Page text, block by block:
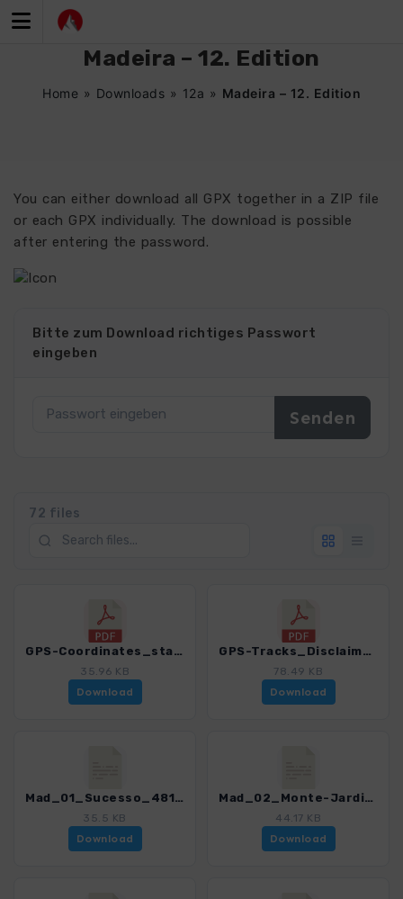
Inhalt
Madeira – 12. Edition
Home » Downloads » 12a » Madeira – 12. Edition
You can either download all GPX together in a ZIP file
or each GPX individually. The download is possible
after entering the password.
Bitte zum Download richtiges Passwort
eingeben
72 files
GPS-Coordinates_starting points_WG_Madeira_4811_12.pdf
35.96 KB
Download
GPS-Tracks_Disclaimer-Terms of use_WG_Madeira_4811_12.pdf
78.49 KB
Download
Mad_01_Sucesso_4811_12.gpx
35.5 KB
Download
Mad_02_Monte-JardimBotanico_4811_12.gpx
44.17 KB
Download